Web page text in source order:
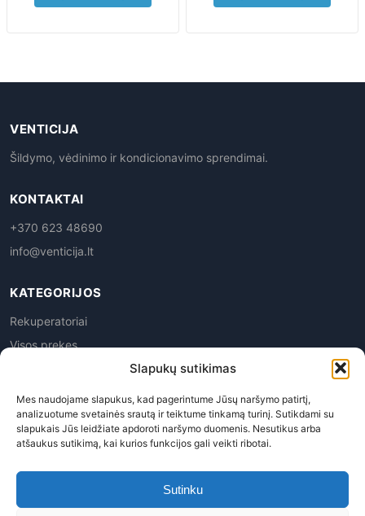
Slapukų sutikimas
Mes naudojame slapukus, kad pagerintume Jūsų naršymo patirtį,
analizuotume svetainės srautą ir teiktume tinkamą turinį. Sutikdami su
slapukais Jūs leidžiate apdoroti naršymo duomenis. Nesutikus arba
atšaukus sutikimą, kai kurios funkcijos gali veikti ribotai.
Sutinku
VENTICIJA
Šildymo, vėdinimo ir kondicionavimo sprendimai.
KONTAKTAI
+370 623 48690
info@venticija.lt
KATEGORIJOS
Rekuperatoriai
Visos prekes
Privatumo politika | Prekių grąžinimas | Pirkimo
Pristatymas